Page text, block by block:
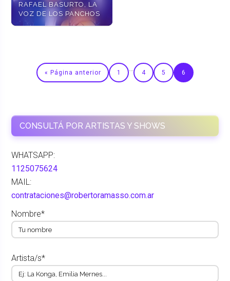
RAFAEL BASURTO, LA
VOZ DE LOS PANCHOS
« Página anterior 1 4 5 6
CONSULTÁ POR ARTISTAS Y SHOWS
WHATSAPP:
1125075624
MAIL:
contrataciones@robertoramasso.com.ar
Nombre*
Artista/s*